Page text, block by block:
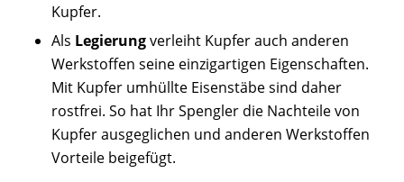
Kupfer.
Als Legierungverleiht Kupfer auch anderen
Werkstoffen seine einzigartigen Eigenschaften.
Mit Kupfer umhüllte Eisenstäbe sind daher
rostfrei. So hat Ihr Spengler die Nachteile von
Kupfer ausgeglichen und anderen Werkstoffen
Vorteile beigefügt.